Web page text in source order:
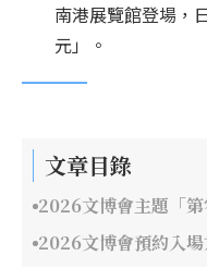
南港展覽館登場，
元」。
文章目錄
2026文博會主題「第
2026文博會預約入